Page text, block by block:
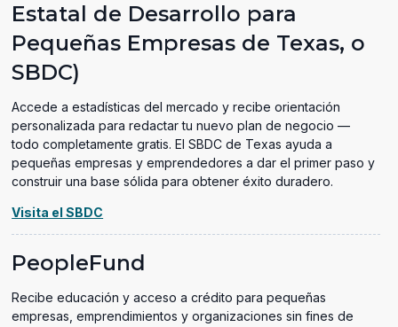
Estatal de Desarrollo para
Pequeñas Empresas de Texas, o
SBDC)
Accede a estadísticas del mercado y recibe orientación
personalizada para redactar tu nuevo plan de negocio —
todo completamente gratis. El SBDC de Texas ayuda a
pequeñas empresas y emprendedores a dar el primer paso y
construir una base sólida para obtener éxito duradero.
Visita el SBDC
new
PeopleFund
Recibe educación y acceso a crédito para pequeñas
empresas, emprendimientos y organizaciones sin fines de